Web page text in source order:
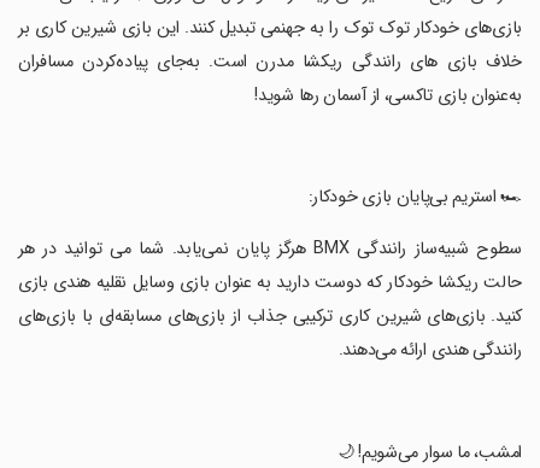
بازی‌های خودکار توک توک را به جهنمی تبدیل کنند. این بازی شیرین کاری بر
خلاف بازی های رانندگی ریکشا مدرن است. به‌جای پیاده‌کردن مسافران
به‌عنوان بازی تاکسی، از آسمان رها شوید!
‏🏎️ استریم بی‌پایان بازی خودکار:
‏سطوح شبیه‌ساز رانندگی BMX هرگز پایان نمی‌یابد. شما می توانید در هر
حالت ریکشا خودکار که دوست دارید به عنوان بازی وسایل نقلیه هندی بازی
کنید. بازی‌های شیرین کاری ترکیبی جذاب از بازی‌های مسابقه‌ای با بازی‌های
رانندگی هندی ارائه می‌دهند.
‏امشب، ما سوار می‌شویم! 🌙